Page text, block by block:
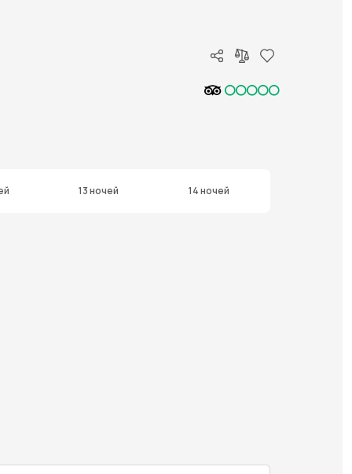
13 ночей 14 ночей